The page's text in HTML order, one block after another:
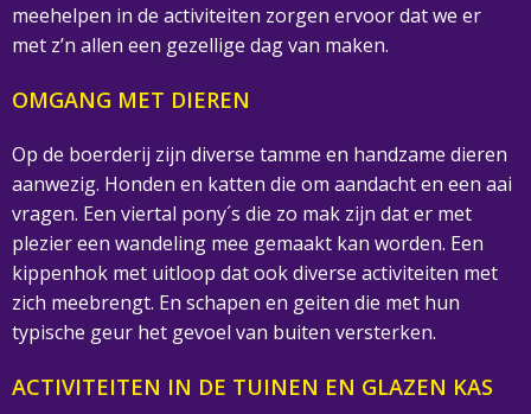
meehelpen in de activiteiten zorgen ervoor dat we er
met z’n allen een gezellige dag van maken.
OMGANG MET DIEREN
Op de boerderij zijn diverse tamme en handzame dieren
aanwezig. Honden en katten die om aandacht en een aai
vragen. Een viertal pony´s die zo mak zijn dat er met
plezier een wandeling mee gemaakt kan worden. Een
kippenhok met uitloop dat ook diverse activiteiten met
zich meebrengt. En schapen en geiten die met hun
typische geur het gevoel van buiten versterken.
ACTIVITEITEN IN DE TUINEN EN GLAZEN KAS